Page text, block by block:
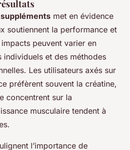
met en évidence
soutiennent la performance et
peuvent varier en
et des méthodes
Les utilisateurs axés sur
préfèrent souvent la créatine,
concentrent sur la
musculaire tendent à
l’importance de